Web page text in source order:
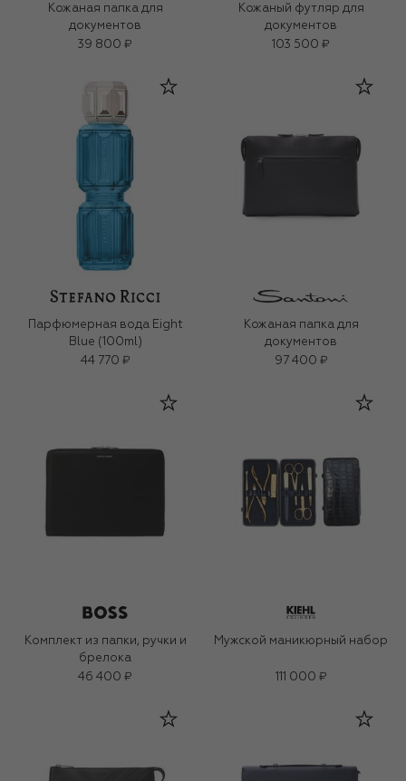
Кожаная папка для
документов
39 800 ₽
Кожаный футляр для
документов
103 500 ₽
Парфюмерная вода Eight
Blue (100ml)
44 770 ₽
Кожаная папка для
документов
97 400 ₽
Комплект из папки, ручки и
брелока
46 400 ₽
Мужской маникюрный набор
111 000 ₽